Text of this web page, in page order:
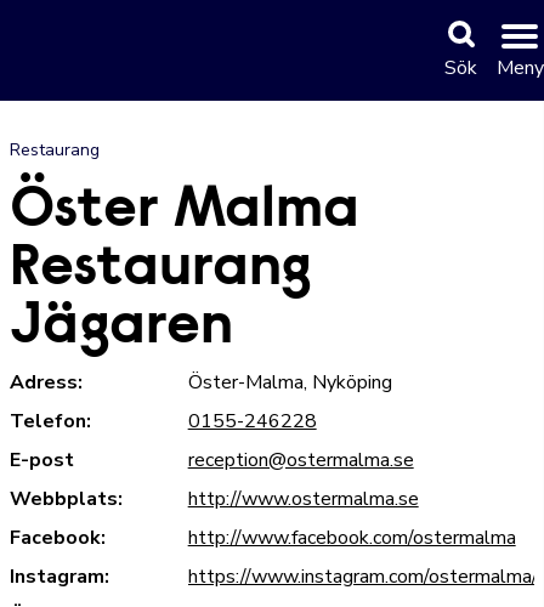
Sök Meny
Restaurang
Öster Malma
Restaurang
Jägaren
Adress:
Öster-Malma, Nyköping
Telefon:
0155-246228
E-post
reception@ostermalma.se
Webbplats:
http://www.ostermalma.se
Facebook:
http://www.facebook.com/ostermalma
Instagram:
https://www.instagram.com/ostermalma/